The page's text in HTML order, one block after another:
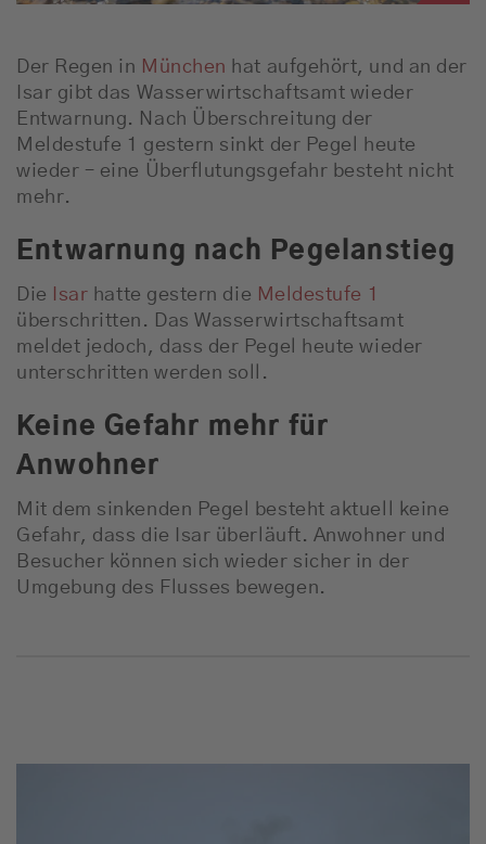
Der Regen in München hat aufgehört, und an der
Isar gibt das Wasserwirtschaftsamt wieder
Entwarnung. Nach Überschreitung der
Meldestufe 1 gestern sinkt der Pegel heute
wieder – eine Überflutungsgefahr besteht nicht
mehr.
Entwarnung nach Pegelanstieg
Die Isar hatte gestern die Meldestufe 1
überschritten. Das Wasserwirtschaftsamt
meldet jedoch, dass der Pegel heute wieder
unterschritten werden soll.
Keine Gefahr mehr für
Anwohner
Mit dem sinkenden Pegel besteht aktuell keine
Gefahr, dass die Isar überläuft. Anwohner und
Besucher können sich wieder sicher in der
Umgebung des Flusses bewegen.